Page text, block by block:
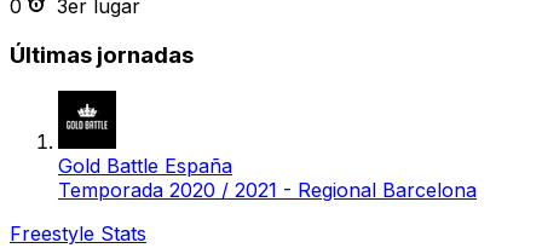
0
3er lugar
Últimas jornadas
Gold Battle España
Temporada 2020 / 2021 - Regional Barcelona
Freestyle Stats